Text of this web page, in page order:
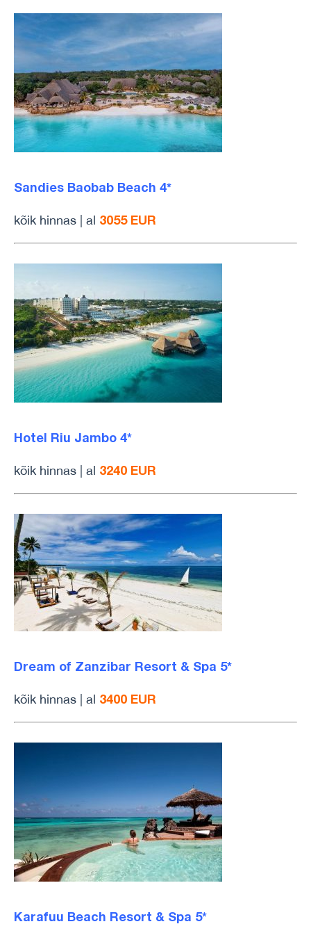
Sandies Baobab Beach 4*
kõik hinnas | al 3055 EUR
Hotel Riu Jambo 4*
kõik hinnas | al 3240 EUR
Dream of Zanzibar Resort & Spa 5*
kõik hinnas | al 3400 EUR
Karafuu Beach Resort & Spa 5*